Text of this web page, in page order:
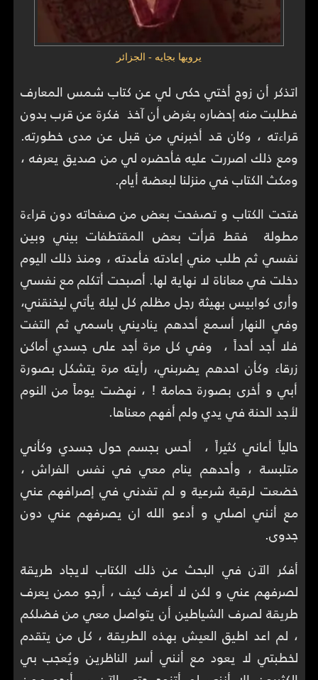
يرويها بجايه - الجزائر
اتذكر أن زوج أختي حكى لي عن كتاب شمس المعارف
فطلبت منه إحضاره بغرض أن آخذ فكرة عن قرب بدون
قراءته ، وكان قد أخبرني من قبل عن مدى خطورته.
ومع ذلك اصررت عليه فأحضره لي من صديق يعرفه ،
ومكث الكتاب في منزلنا لبعضة أيام.
فتحت الكتاب و تصفحت بعض من صفحاته دون قراءة
مطولة فقط قرأت بعض المقتطفات بيني وبين
نفسي ثم طلب مني إعادته فأعدته ، ومنذ ذلك اليوم
دخلت في معاناة لا نهاية لها. أصبحت أتكلم مع نفسي
وأرى كوابيس بهيثة رجل مظلم كل ليلة يأتي ليخنقني،
وفي النهار أسمع أحدهم يناديني باسمي ثم التفت
فلا أجد أحداً ، وفي كل مرة أجد على جسدي أماكن
زرقاء وكأن احدهم يضربني، رأيته مرة يتشكل بصورة
أبي و أخرى بصورة حمامة ! ، نهضت يوماً من النوم
لأجد الحنة في يدي ولم أفهم معناها.
حالياً أعاني كثيراً ، أحس بجسم حول جسدي وكأني
متلبسة ، وأحدهم ينام معي في نفس الفراش ،
خضعت لرقية شرعية و لم تفدني في إصرافهم عني
مع أنني اصلي و أدعو الله ان يصرفهم عني دون
جدوى.
أفكر الآن في البحث عن ذلك الكتاب لايجاد طريقة
لصرفهم عني و لكن لا أعرف كيف ، أرجو ممن يعرف
طريقة لصرف الشياطين أن يتواصل معي من فضلكم
، لم اعد اطيق العيش بهذه الطريقة ، كل من يتقدم
لخطبتي لا يعود مع أنني أسر الناظرين ويُعجب بي